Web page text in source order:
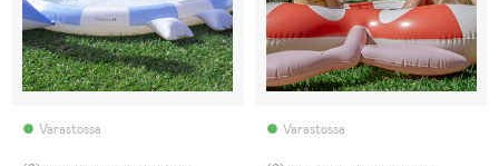
Varastossa Varastossa